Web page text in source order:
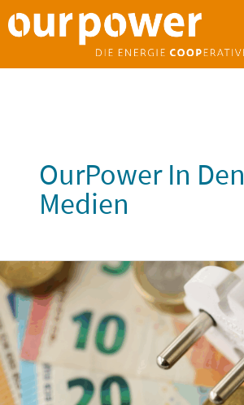
OurPower In Den
Medien
Energiespenden
2.0:
Mehr
gespendeter
Strom
für
armutsgefährdete
Haushalte